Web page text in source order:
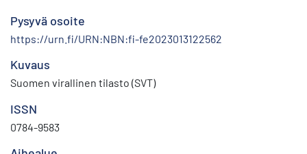
Pysyvä osoite
https://urn.fi/URN:NBN:fi-fe2023013122562
Kuvaus
Suomen virallinen tilasto (SVT)
ISSN
0784-9583